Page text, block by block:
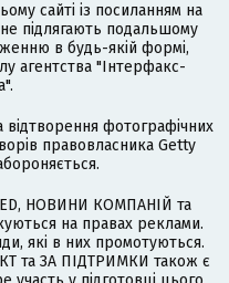
сайті із посиланням на
підлягають подальшому
в будь-якій формі,
агентства "Інтерфакс-
фотографічних
правовласника Getty
НОВИНИ КОМПАНІЙ та
на правах реклами.
які в них промотуються.
та ЗА ПІДТРИМКИ також є